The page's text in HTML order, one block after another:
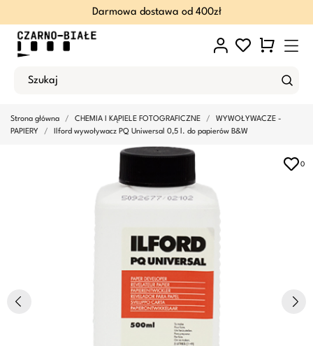
Darmowa dostawa od 400zł
Strona główna CHEMIA I KĄPIELE FOTOGRAFICZNE
WYWOŁYWACZE -
PAPIERY
Ilford wywoływacz PQ Uniwersal 0,5 l. do papierów B&W
0